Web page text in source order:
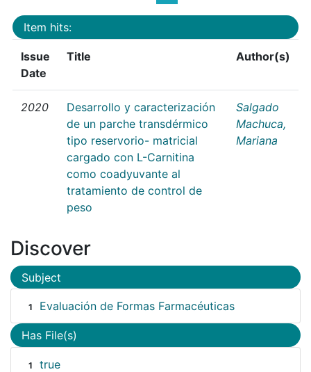
Item hits:
Issue
Date
Title Author(s)
2020
Desarrollo y caracterización
de un parche transdérmico
tipo reservorio- matricial
cargado con L-Carnitina
como coadyuvante al
tratamiento de control de
peso
Salgado
Machuca,
Mariana
Discover
Subject
1 Evaluación de Formas Farmacéuticas
Has File(s)
1 true